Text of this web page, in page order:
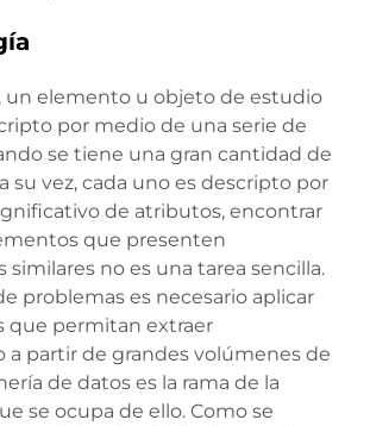
un elemento u objeto de estudio
por medio de una serie de
se tiene una gran cantidad de
su vez, cada uno es descripto por
de atributos, encontrar
que presenten
similares no es una tarea sencilla.
problemas es necesario aplicar
que permitan extraer
partir de grandes volúmenes de
de datos es la rama de la
se ocupa de ello. Como se